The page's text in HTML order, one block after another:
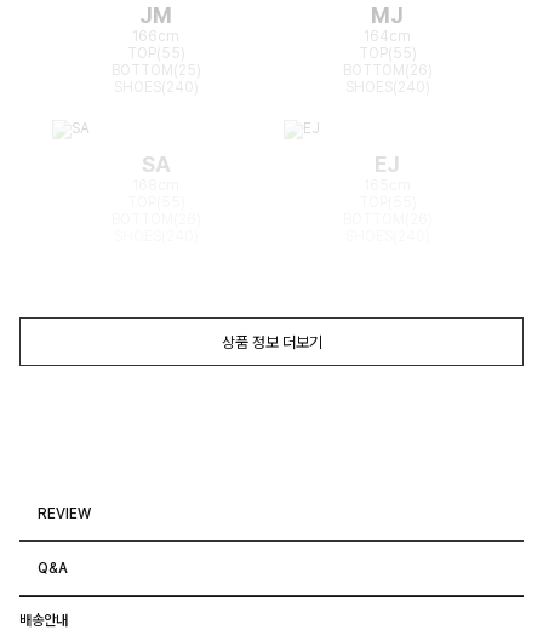
JM
166cm
TOP(55)
BOTTOM(25)
MJ
164cm
TOP(55)
BOTTOM(26)
SA EJ
상품 정보 더보기
REVIEW
Q&A
배송안내